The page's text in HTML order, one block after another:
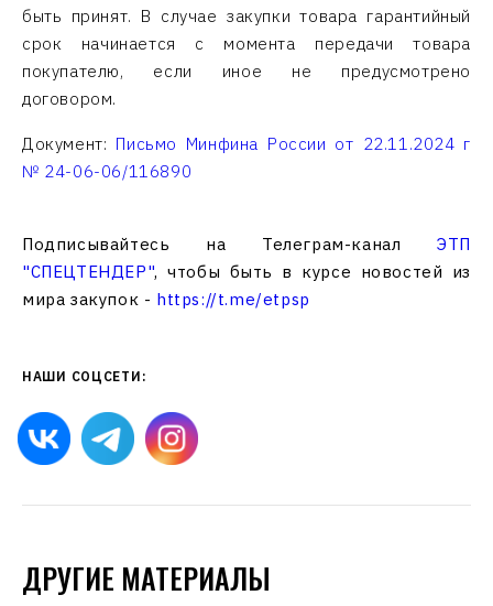
быть принят. В случае закупки товара гарантийный
срок начинается с момента передачи товара
покупателю, если иное не предусмотрено
договором.
Документ: Письмо Минфина России от 22.11.2024 г
№ 24-06-06/116890
Подписывайтесь на Телеграм-каналЭТП
"СПЕЦТЕНДЕР", чтобы быть в курсе новостей из
мира закупок - https://t.me/etpsp
НАШИ СОЦСЕТИ:
ДРУГИЕ МАТЕРИАЛЫ